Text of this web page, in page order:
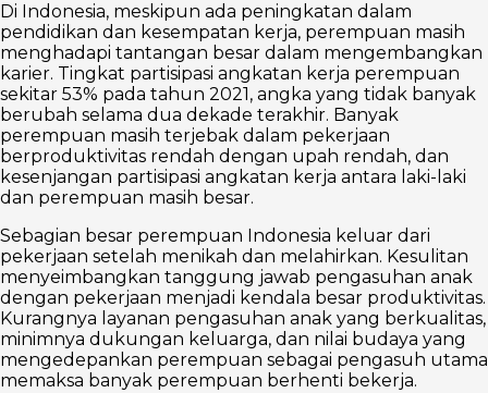
Di Indonesia, meskipun ada peningkatan dalam
pendidikan dan kesempatan kerja, perempuan masih
menghadapi tantangan besar dalam mengembangkan
karier. Tingkat partisipasi angkatan kerja perempuan
sekitar 53% pada tahun 2021, angka yang tidak banyak
berubah selama dua dekade terakhir. Banyak
perempuan masih terjebak dalam pekerjaan
berproduktivitas rendah dengan upah rendah, dan
kesenjangan partisipasi angkatan kerja antara laki-laki
dan perempuan masih besar.
Sebagian besar perempuan Indonesia keluar dari
pekerjaan setelah menikah dan melahirkan. Kesulitan
menyeimbangkan tanggung jawab pengasuhan anak
dengan pekerjaan menjadi kendala besar produktivitas.
Kurangnya layanan pengasuhan anak yang berkualitas,
minimnya dukungan keluarga, dan nilai budaya yang
mengedepankan perempuan sebagai pengasuh utama
memaksa banyak perempuan berhenti bekerja.